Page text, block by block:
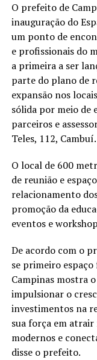
O prefeito de
inauguração do
um ponto de
e profissionais do
a primeira a ser
parte do plano de
expansão nos
sólida por meio de
parceiros e
Teles, 112, Cambuí.
O local de 600
de reunião e
relacionamento
promoção da
eventos e
De acordo com o
se primeiro
Campinas mostra
impulsionar o
investimentos na
sua força em
modernos e
disse o prefeito.